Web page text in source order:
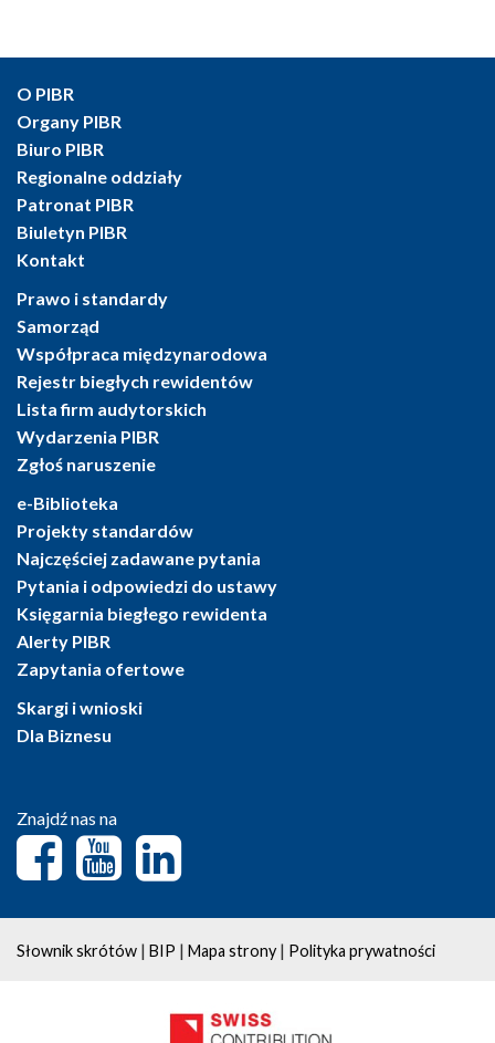
O PIBR
Organy PIBR
Biuro PIBR
Regionalne oddziały
Patronat PIBR
Biuletyn PIBR
Kontakt
Prawo i standardy
Samorząd
Współpraca międzynarodowa
Rejestr biegłych rewidentów
Lista firm audytorskich
Wydarzenia PIBR
Zgłoś naruszenie
e-Biblioteka
Projekty standardów
Najczęściej zadawane pytania
Pytania i odpowiedzi do ustawy
Księgarnia biegłego rewidenta
Alerty PIBR
Zapytania ofertowe
Skargi i wnioski
Dla Biznesu
Znajdź nas na
Słownik skrótów | BIP | Mapa strony | Polityka prywatności